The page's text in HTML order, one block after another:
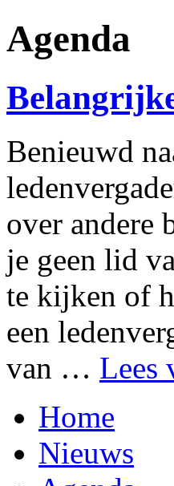
Agenda
Benieuwd
over andere
je geen lid
te kijken of
een
van … Lees
Home
Nieuws